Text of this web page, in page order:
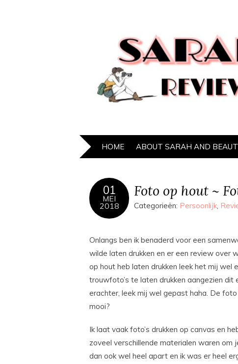
HOME ABOUT SARAH AND
01
MEI
2018
Foto op hout ~
Categorieën: Persoonlijk,
Onlangs ben ik benaderd voor een
wilde laten drukken en er een review over
op hout heb laten drukken leek het mij wel
trouwfoto’s te laten drukken aangezien
erachter, leek mij wel gepast haha. De
mooi?
Ik laat vaak foto’s drukken op canvas en
zoveel verschillende materialen waren
dan ook wel heel apart en ik was er heel